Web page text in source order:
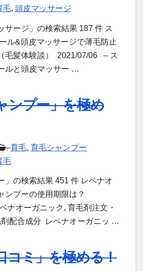
毛, 頭皮マッサージ
サージ」の検索結果 187 件 ス
ル&頭皮マッサージで薄毛防止
毛髪体験談） 2021/07/06 – ス
ルと頭皮マッサー …
ンプー」を極め
–育毛, 育毛シャンプー
毛
」の検索結果 451 件 レベナオ
ンプーの使用期限は？
ナオーガニック, 育毛剤注文・
剤配合成分 レベナオーガニッ …
コミ」を極める！